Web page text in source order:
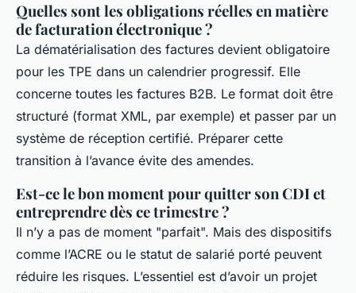
Quelles sont les obligations réelles en matière
de facturation électronique ?
La dématérialisation des factures devient obligatoire
pour les TPE dans un calendrier progressif. Elle
concerne toutes les factures B2B. Le format doit être
structuré (format XML, par exemple) et passer par un
système de réception certifié. Préparer cette
transition à l’avance évite des amendes.
Est-ce le bon moment pour quitter son CDI et
entreprendre dès ce trimestre ?
Il n’y a pas de moment "parfait". Mais des dispositifs
comme l’ACRE ou le statut de salarié porté peuvent
réduire les risques. L’essentiel est d’avoir un projet